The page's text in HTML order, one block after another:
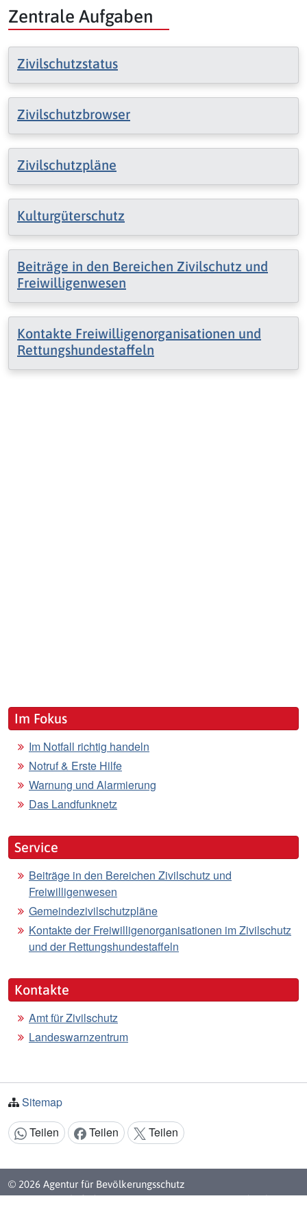
Zentrale Aufgaben
Zivilschutzstatus
Zivilschutzbrowser
Zivilschutzpläne
Kulturgüterschutz
Beiträge in den Bereichen Zivilschutz und
Freiwilligenwesen
Kontakte Freiwilligenorganisationen und
Rettungshundestaffeln
Im Fokus
Im Notfall richtig handeln
Notruf & Erste Hilfe
Warnung und Alarmierung
Das Landfunknetz
Service
Beiträge in den Bereichen Zivilschutz und
Freiwilligenwesen
Gemeindezivilschutzpläne
Kontakte der Freiwilligenorganisationen im Zivilschutz
und der Rettungshundestaffeln
Kontakte
Amt für Zivilschutz
Landeswarnzentrum
Sitemap
Inhalt teilen:
Teilen Teilen Teilen
© 2026 Agentur für Bevölkerungsschutz
Eine Körperschaft derAutonome Provinz Bozen - Südtirol